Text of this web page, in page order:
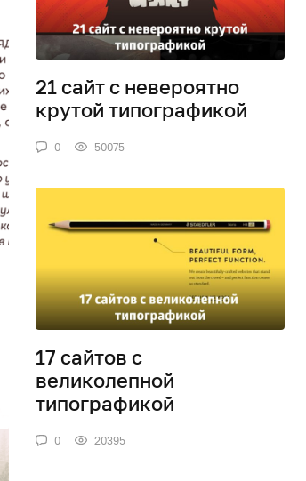
21 сайт с невероятно
крутой типографикой
0 50075
17 сайтов с
великолепной
типографикой
0 20395